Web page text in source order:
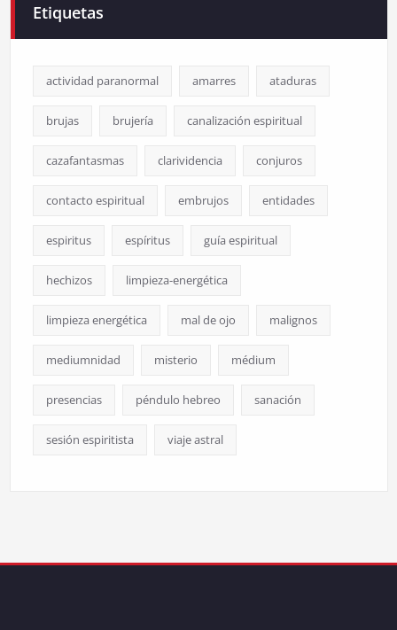
Etiquetas
actividad paranormal amarres ataduras
brujas brujería canalización espiritual
cazafantasmas clarividencia conjuros
contacto espiritual embrujos entidades
espiritus espíritus guía espiritual
hechizos limpieza-energética
limpieza energética mal de ojo malignos
mediumnidad misterio médium
presencias péndulo hebreo sanación
sesión espiritista viaje astral